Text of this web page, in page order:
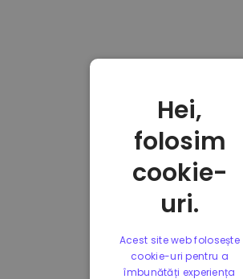
Hei,
folosim
cookie-
uri.
Acest site web folosește
cookie-uri pentru a
îmbunătăți experiența